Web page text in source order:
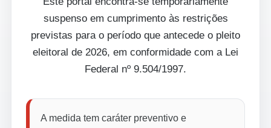
suspenso em cumprimento às restrições
previstas para o período que antecede o pleito
eleitoral de 2026, em conformidade com a Lei
Federal nº 9.504/1997.
A medida tem caráter preventivo e